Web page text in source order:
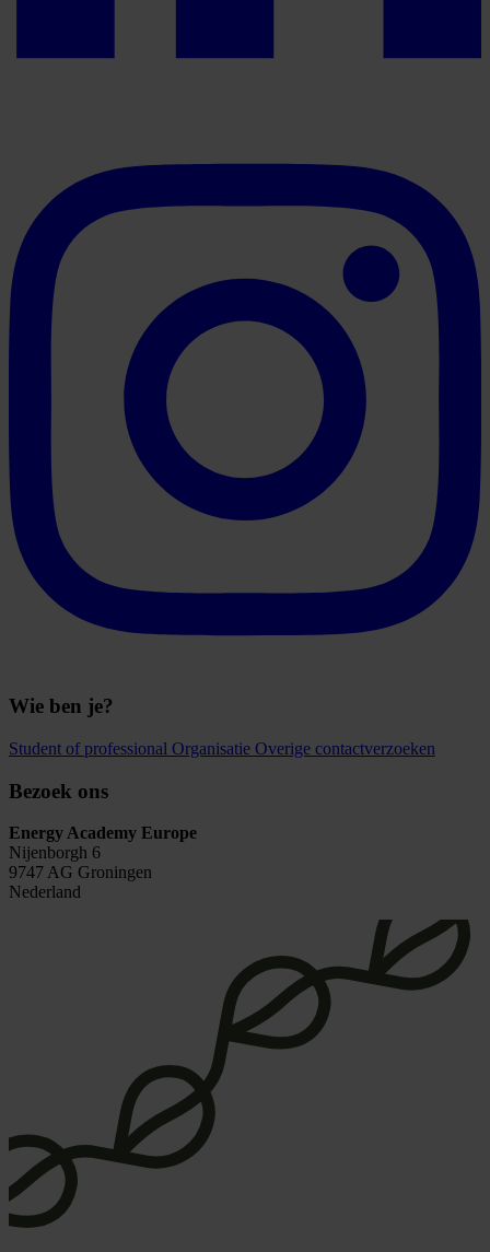
Wie ben je?
Student of professional Organisatie Overige contactverzoeken
Bezoek ons
Energy Academy Europe
Nijenborgh 6
9747 AG Groningen
Nederland